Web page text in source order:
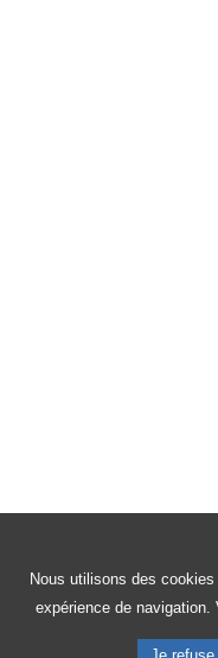
Nous utilisons des
expérience de
Je